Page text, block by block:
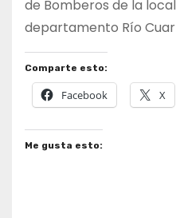
de Bomberos de la
departamento Río
Comparte esto:
Facebook X
Me gusta esto: